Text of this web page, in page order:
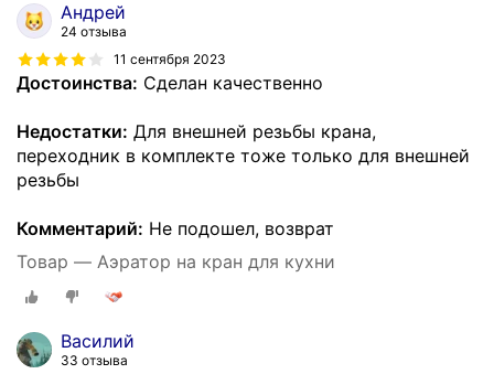
Андрей
24 отзыва
11 сентября 2023
Достоинства: Сделан качественно
Недостатки: Для внешней резьбы крана,
переходник в комплекте тоже только для внешней
резьбы
Комментарий: Не подошел, возврат
Товар — Аэратор на кран для кухни
Василий
33 отзыва